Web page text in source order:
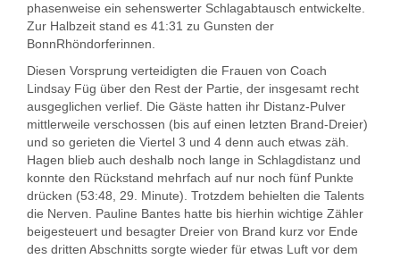
phasenweise ein sehenswerter Schlagabtausch entwickelte.
Zur Halbzeit stand es 41:31 zu Gunsten der
BonnRhöndorferinnen.
Diesen Vorsprung verteidigten die Frauen von Coach
Lindsay Füg über den Rest der Partie, der insgesamt recht
ausgeglichen verlief. Die Gäste hatten ihr Distanz-Pulver
mittlerweile verschossen (bis auf einen letzten Brand-Dreier)
und so gerieten die Viertel 3 und 4 denn auch etwas zäh.
Hagen blieb auch deshalb noch lange in Schlagdistanz und
konnte den Rückstand mehrfach auf nur noch fünf Punkte
drücken (53:48, 29. Minute). Trotzdem behielten die Talents
die Nerven. Pauline Bantes hatte bis hierhin wichtige Zähler
beigesteuert und besagter Dreier von Brand kurz vor Ende
des dritten Abschnitts sorgte wieder für etwas Luft vor dem